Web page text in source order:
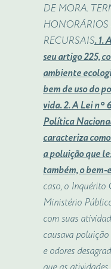
DEMORA.
RECURSAIS. 1.
seu artigo 225,
ambiente
bem de uso do
vida. 2. A Lei nº
Política
caracteriza
apoluiçãoque
também, o
caso, o Inquérito
Ministério
com suas
causava poluição
e odores